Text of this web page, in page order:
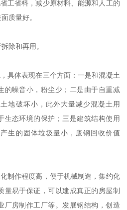
工省料，减少原材料、能源和人工的
质量好。
除和再用。
具体表现在三个方面：一是和混凝土
的噪音小，粉尘少；二是由于自重减
地破坏小，此外大量减少混凝土用
生态环境的保护；三是建筑结构使用
生的固体垃圾量小，废钢回收价值
制作程度高，便于机械制造，集约化
量易于保证，可以建成真正的房屋制
厂房制作工厂等。发展钢结构，创造